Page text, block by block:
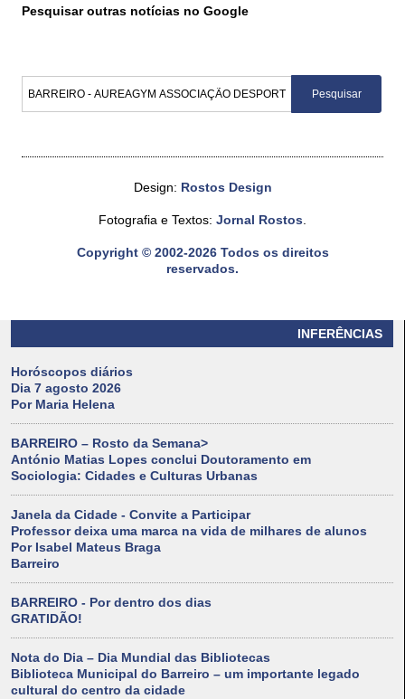
INFERÊNCIAS
Horóscopos diários
Dia 7 agosto 2026
Por Maria Helena
BARREIRO – Rosto da Semana>
António Matias Lopes conclui Doutoramento em
Sociologia: Cidades e Culturas Urbanas
Janela da Cidade - Convite a Participar
Professor deixa uma marca na vida de milhares de alunos
Por Isabel Mateus Braga
Barreiro
BARREIRO - Por dentro dos dias
GRATIDÃO!
Nota do Dia – Dia Mundial das Bibliotecas
Biblioteca Municipal do Barreiro – um importante legado
cultural do centro da cidade
Pesquisar outras notícias no Google
Design: Rostos Design
Fotografia e Textos: Jornal Rostos.
Copyright © 2002-2026 Todos os direitos
reservados.